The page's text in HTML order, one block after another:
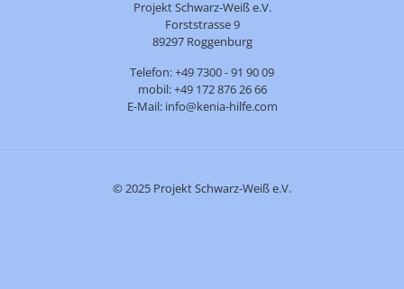
Projekt Schwarz-Weiß e.V.
Forststrasse 9
89297 Roggenburg
Telefon: +49 7300 - 91 90 09
mobil: +49 172 876 26 66
E-Mail: info@kenia-hilfe.com
© 2025 Projekt Schwarz-Weiß e.V.